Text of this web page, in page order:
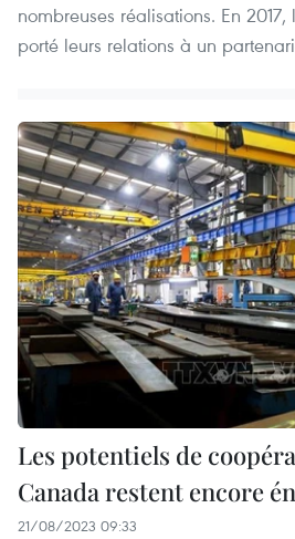
nombreuses réalisations. En
porté leurs relations à un
Les potentiels de
Canada restent encore
21/08/2023 09:33